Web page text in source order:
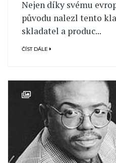
Nejen díky svému
původu nalezl tento
skladatel a produc...
ČÍST DÁLE